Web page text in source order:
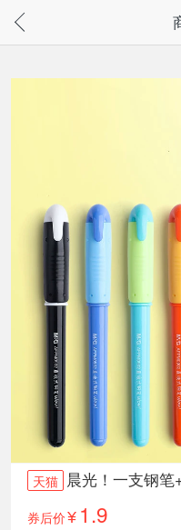
请通过微信或支付宝搜“奇
天猫 晨光！一支钢
券后价¥ 1.9